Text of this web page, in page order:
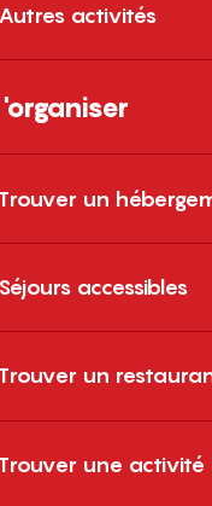
Autres activités
Trouver un
Séjours accessibles
Trouver un
Trouver une activité